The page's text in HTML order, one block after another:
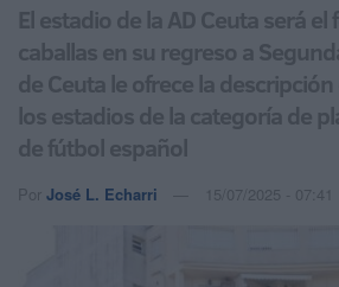
El estadio de la AD Ceuta será
caballas en su regreso a
de Ceuta le ofrece la
los estadios de la categoría de
de fútbol español
Por José L. Echarri 15/07/2025 - 07:41